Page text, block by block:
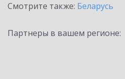
Смотрите также: Беларусь
Партнеры в вашем регионе: